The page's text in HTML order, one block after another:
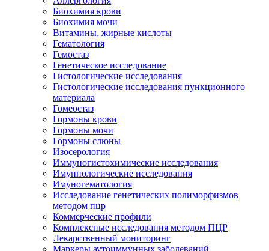
Биохимия крови
Биохимия мочи
Витамины, жирные кислоты
Гематология
Гемостаз
Генетическое исследование
Гистологические исследования
Гистологические исследования пункционного
материала
Гомеостаз
Гормоны крови
Гормоны мочи
Гормоны слюны
Изосерология
Иммуногистохимические исследования
Имуннологические исследования
Имуногематология
Исследование генетических полиморфизмов
методом пцр
Коммерческие профили
Комплексные исследования методом ПЦР
Лекарственный мониторинг
Маркеры аутоиммунных заболеваний